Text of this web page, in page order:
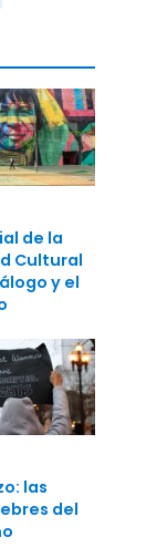
de la
Cultural
y el
las
del